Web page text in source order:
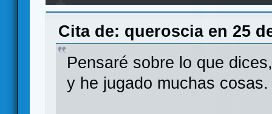
supervitaminado?
Cita de: queroscia en 25
Pensaré sobre lo que
y he jugado muchas cosas.